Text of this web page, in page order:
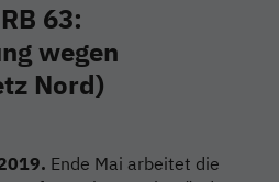
63:
wegen
Nord)
Ende Mai arbeitet die